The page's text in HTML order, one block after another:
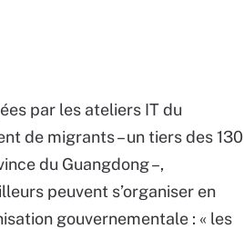
par les ateliers IT du
de migrants – un tiers des 130
du Guangdong –,
peuvent s’organiser en
gouvernementale : « les